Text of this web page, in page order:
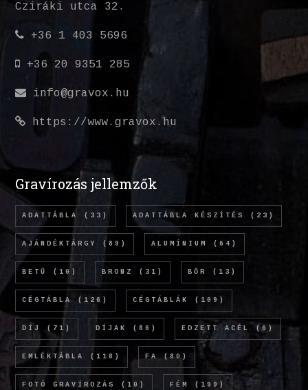
Cziráki utca 32.
+36 1 403 5696
+36 20 9351 285
info@gravox.hu
https://www.gravox.hu
Gravírozás jellemzők
ADATTÁBLA (33) ADATTÁBLA KÉSZÍTÉS (23)
AJÁNDÉKTÁRGY (89) ALUMÍNIUM (64)
BETŰ (10) BRONZ (31) BŐR (13)
CÉGTÁBLA (126) CÉGTÁBLÁK (109)
DÍJ (71) DÍJAK (86) EDZETT ACÉL (6)
EMLÉKTÁBLA (118) FA (80)
FOTÓ GRAVÍROZÁS (10) FÉM (199)